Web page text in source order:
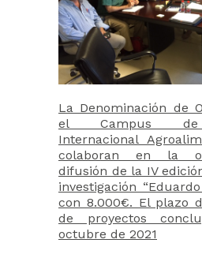
La Denominación de
el Campus de
Internacional
colaboran en la
difusión de la IV
investigación
con 8.000€. El plazo
de proyectos
octubre de 2021